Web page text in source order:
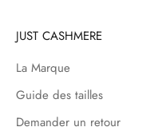
JUST CASHMERE
La Marque
Guide des tailles
Demander un retour